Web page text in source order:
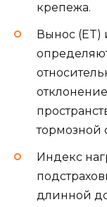
крепежа.
Вынос
тормозной
Индекс
длинной